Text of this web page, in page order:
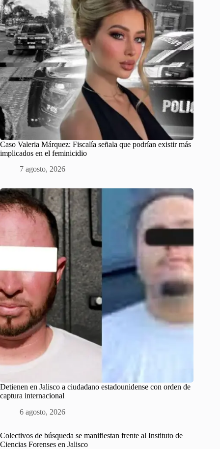
Caso Valeria Márquez: Fiscalía señala que podrían existir más
implicados en el feminicidio
7 agosto, 2026
Detienen en Jalisco a ciudadano estadounidense con orden de
captura internacional
6 agosto, 2026
Colectivos de búsqueda se manifiestan frente al Instituto de
Ciencias Forenses en Jalisco